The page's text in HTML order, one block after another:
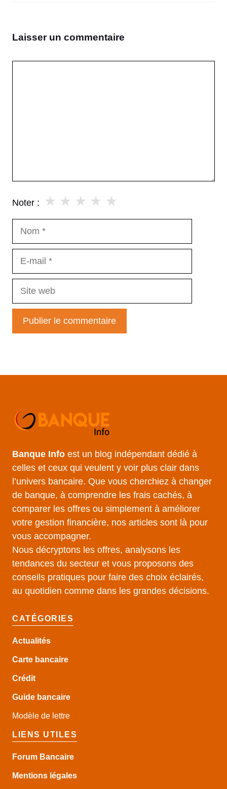
Laisser un commentaire
Noter : ★
★
★
★
★
Site
Banque Info est un blog indépendant dédié à
celles et ceux qui veulent y voir plus clair dans
l’univers bancaire. Que vous cherchiez à changer
de banque, à comprendre les frais cachés, à
comparer les offres ou simplement à améliorer
votre gestion financière, nos articles sont là pour
vous accompagner.
Nous décryptons les offres, analysons les
tendances du secteur et vous proposons des
conseils pratiques pour faire des choix éclairés,
au quotidien comme dans les grandes décisions.
CATÉGORIES
Actualités
Carte bancaire
Crédit
Guide bancaire
Modèle de lettre
LIENS UTILES
Forum Bancaire
Mentions légales